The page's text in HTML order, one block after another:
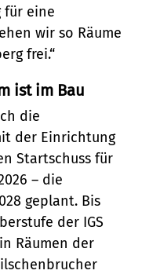
für eine
wir so Räume
frei.“
ist im Bau
die
der Einrichtung
Startschuss für
– die
geplant. Bis
der IGS
Räumen der